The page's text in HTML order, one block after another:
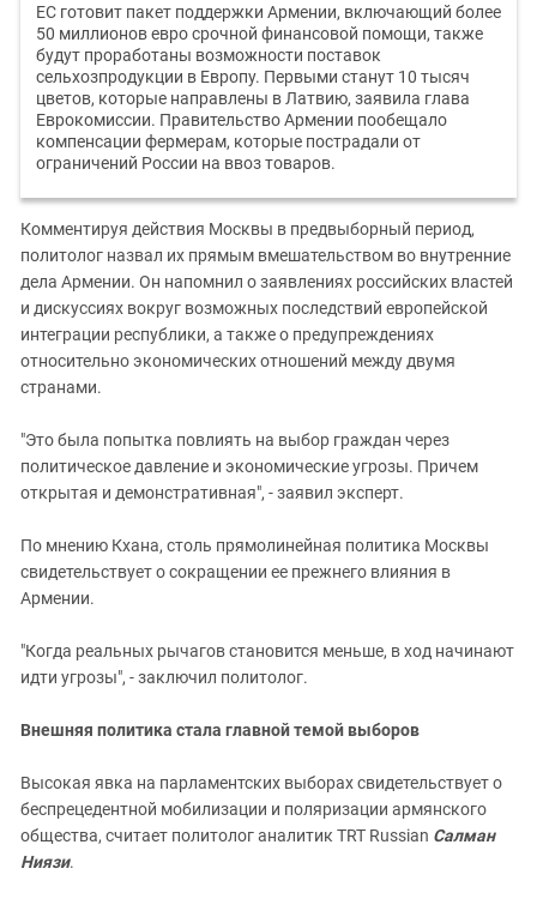
ЕС готовит пакет поддержки Армении, включающий более
50 миллионов евро срочной финансовой помощи, также
будут проработаны возможности поставок
сельхозпродукции в Европу. Первыми станут 10 тысяч
цветов, которые направлены в Латвию, заявила глава
Еврокомиссии. Правительство Армении пообещало
компенсации фермерам, которые пострадали от
ограничений России на ввоз товаров.
Комментируя действия Москвы в предвыборный период,
политолог назвал их прямым вмешательством во внутренние
дела Армении. Он напомнил о заявлениях российских властей
и дискуссиях вокруг возможных последствий европейской
интеграции республики, а также о предупреждениях
относительно экономических отношений между двумя
странами.
"Это была попытка повлиять на выбор граждан через
политическое давление и экономические угрозы. Причем
открытая и демонстративная", - заявил эксперт.
По мнению Кхана, столь прямолинейная политика Москвы
свидетельствует о сокращении ее прежнего влияния в
Армении.
"Когда реальных рычагов становится меньше, в ход начинают
идти угрозы", - заключил политолог.
Внешняя политика стала главной темой выборов
Высокая явка на парламентских выборах свидетельствует о
беспрецедентной мобилизации и поляризации армянского
общества, считает политолог аналитик TRT Russian Салман
Ниязи.